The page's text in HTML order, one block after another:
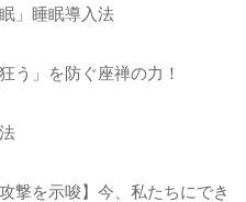
」睡眠導入法
う」を防ぐ座禅の力！
撃を示唆】今、私たちにでき